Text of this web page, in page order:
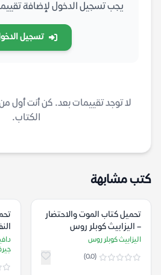
يجب تسجيل الدخول لإضافة
تسجيل
لا توجد تقييمات بعد. كن أنت أول
الكتاب.
كتب مشابهة
تحميل كتاب الموت والاحتضار
– اليزابيث كوبلر روس
اليزابيث كوبلر روس
(0.0)